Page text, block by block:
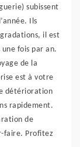
subissent
Ils
il est
fois par an.
de la
est à votre
détérioration
rapidement.
de
faire. Profitez